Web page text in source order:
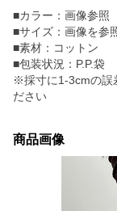
■カラー：画像参照
■サイズ：画像を参
■素材：コットン
■包装状況：P.P.袋
※採寸に1-3cmの誤
ださい
商品画像